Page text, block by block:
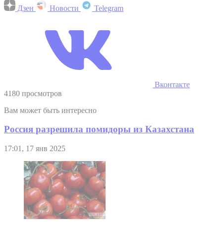
Дзен Новости Telegram
Вконтакте
4180 просмотров
Вам может быть интересно
Россия разрешила помидоры из Казахстана
17:01, 17 янв 2025